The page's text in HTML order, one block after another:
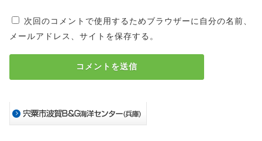
次回のコメントで使用するためブラウザーに自分の名前、
メールアドレス、サイトを保存する。